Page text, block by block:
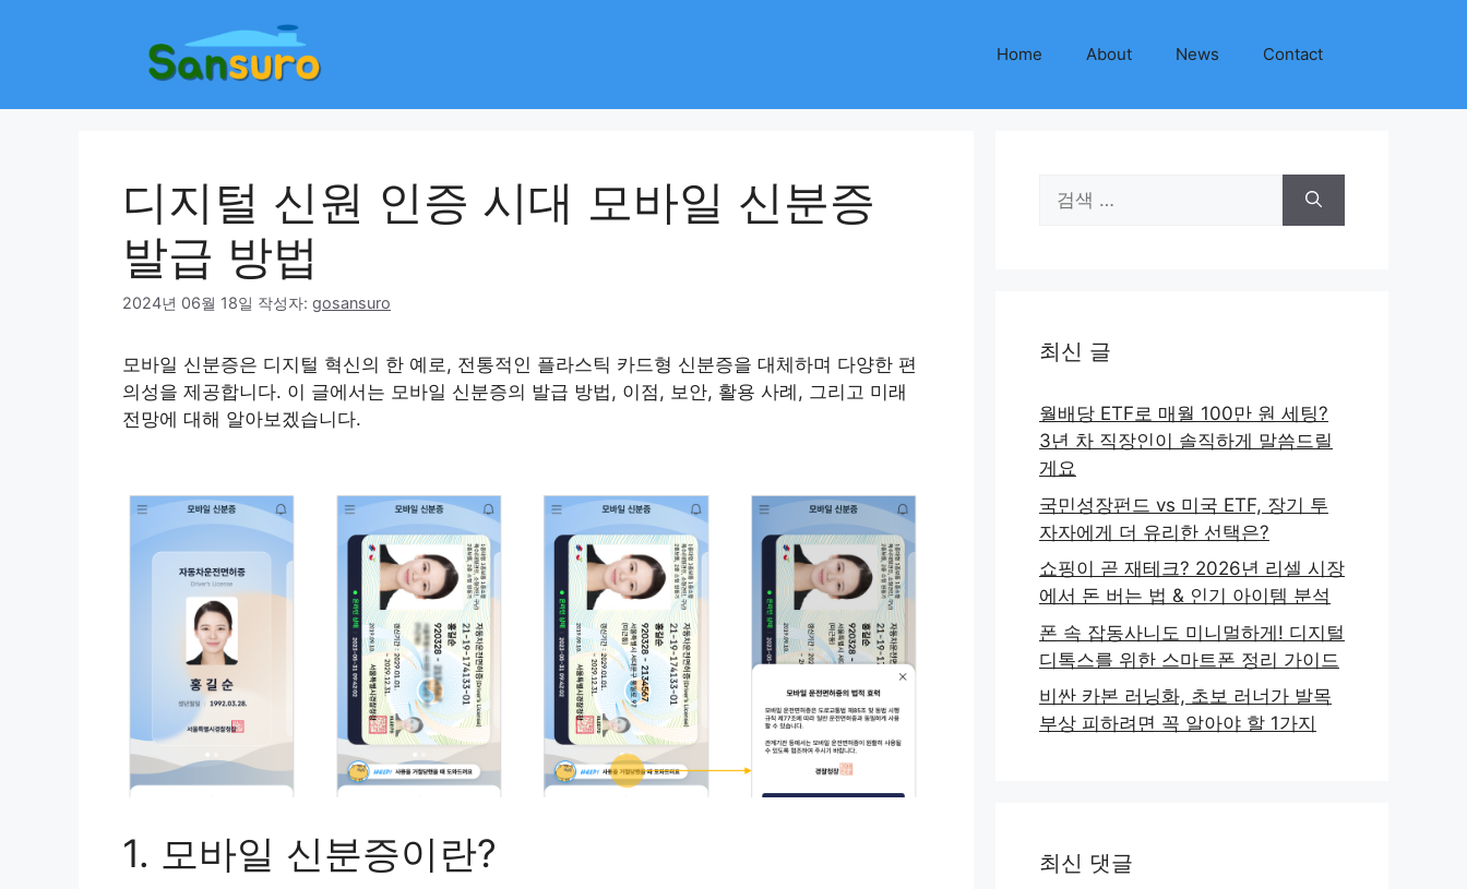
Home About News Contact
디지털 신원 인증 시대 모바일 신분증
발급 방법
2024년 06월 18일 작성자: gosansuro
모바일 신분증은 디지털 혁신의 한 예로, 전통적인 플라스틱 카드형 신분증을 대체하며 다양한 편
의성을 제공합니다. 이 글에서는 모바일 신분증의 발급 방법, 이점, 보안, 활용 사례, 그리고 미래
전망에 대해 알아보겠습니다.
1. 모바일 신분증이란?
색:
최신 글
월배당 ETF로 매월 100만 원 세팅?
3년 차 직장인이 솔직하게 말씀드릴
게요
국민성장펀드 vs 미국 ETF, 장기 투
자자에게 더 유리한 선택은?
쇼핑이 곧 재테크? 2026년 리셀 시장
에서 돈 버는 법 & 인기 아이템 분석
폰 속 잡동사니도 미니멀하게! 디지털
디톡스를 위한 스마트폰 정리 가이드
비싼 카본 러닝화, 초보 러너가 발목
부상 피하려면 꼭 알아야 할 1가지
최신 댓글